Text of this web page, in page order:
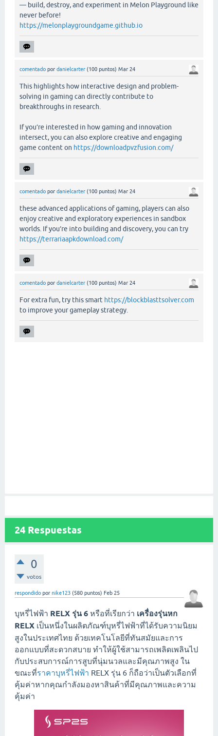
— build, destroy, and experiment in Melon Playground like
never before!
https://melonplaygroundgame.github.io
comentado por danielcarter (100 puntos) Mar 24
This highlights how interactive design and problem-
solving in gaming can directly contribute to
breakthroughs in research.
If you’re interested in how gaming and innovation
intersect, you can also explore creative and engaging
game content on https://downloadpvzfusion.com/
comentado por danielcarter (100 puntos) Mar 24
these advanced applications of gaming, players can also
enjoy creative and exploratory experiences in sandbox
worlds. If you’re into building and discovery, you can try
https://terrariaapkdownload.com/
comentado por danielcarter (100 puntos) Mar 24
For extra fun, try this smart https://blockblasttsolver.com
to improve your gameplay strategy.
24 Respuestas
0
votos
respondido por nike123 (580 puntos) Feb 25
บุหรี่ไฟฟ้า RELX รุ่น 6 หรือที่เรียกว่า เครื่องรุ่นหก
RELX เป็นหนึ่งในผลิตภัณฑ์บุหรี่ไฟฟ้าที่ได้รับความนิยม
สูงในประเทศไทย ด้วยเทคโนโลยีที่ทันสมัยและการ
ออกแบบที่สะดวกสบาย ทำให้ผู้ใช้สามารถเพลิดเพลินไป
กับประสบการณ์การสูบที่นุ่มนวลและมีคุณภาพสูง ใน
ขณะที่ราคาบุหรี่ไฟฟ้า RELX รุ่น 6 ก็ถือว่าเป็นตัวเลือกที่
คุ้มค่าหากคุณกำลังมองหาสินค้าที่มีคุณภาพและความ
คุ้มค่า